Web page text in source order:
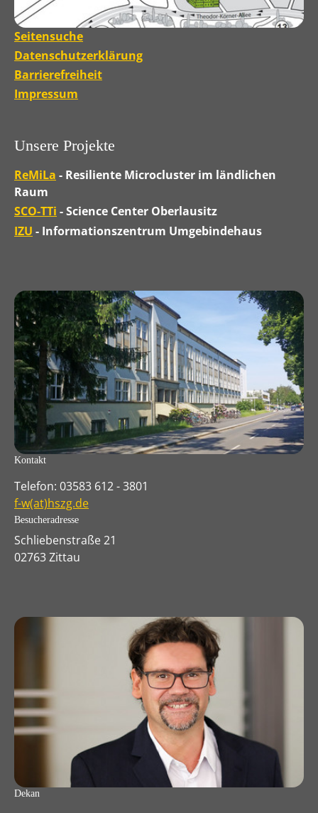
Seitensuche
Datenschutzerklärung
Barrierefreiheit
Impressum
Unsere Projekte
ReMiLa - Resiliente Microcluster im ländlichen
Raum
SCO-TTi - Science Center Oberlausitz
IZU - Informationszentrum Umgebindehaus
Kontakt
Telefon: 03583 612 - 3801
f-w(at)hszg.de
Besucheradresse
Schliebenstraße 21
02763 Zittau
Dekan